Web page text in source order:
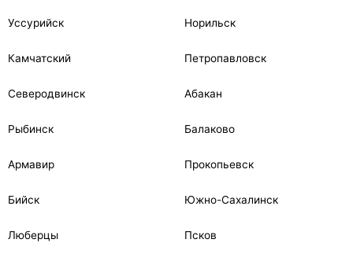
Уссурийск Норильск
Камчатский Петропавловск
Северодвинск Абакан
Рыбинск Балаково
Армавир Прокопьевск
Бийск Южно-Сахалинск
Люберцы Псков